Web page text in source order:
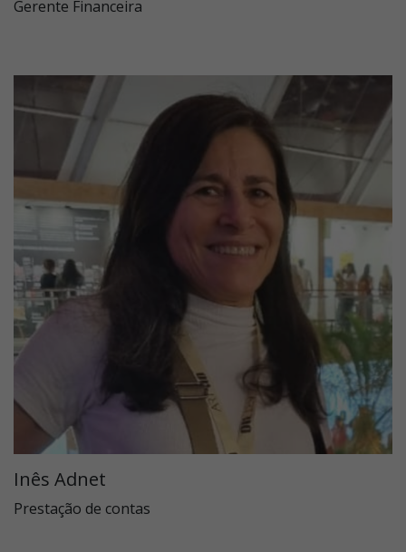
Gerente Financeira
Inês Adnet
Prestação de contas